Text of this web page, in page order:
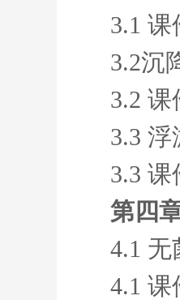
3.1 课
3.2沉
3.2 课
3.3
3.3 课
第四
4.1
4.1 课